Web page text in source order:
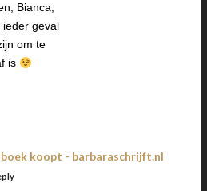
Bianca,
ieder geval
om te
is
koopt - barbaraschrijft.nl